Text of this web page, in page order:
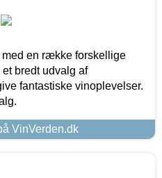
en række forskellige
bredt udvalg af
fantastiske vinoplevelser.
VinVerden.dk